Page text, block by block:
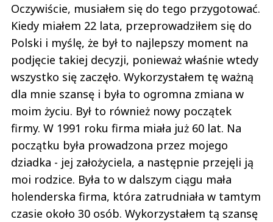
Oczywiście, musiałem się do tego przygotować.
Kiedy miałem 22 lata, przeprowadziłem się do
Polski i myślę, że był to najlepszy moment na
podjęcie takiej decyzji, ponieważ właśnie wtedy
wszystko się zaczęło. Wykorzystałem tę ważną
dla mnie szansę i była to ogromna zmiana w
moim życiu. Był to również nowy początek
firmy. W 1991 roku firma miała już 60 lat. Na
początku była prowadzona przez mojego
dziadka - jej założyciela, a następnie przejęli ją
moi rodzice. Była to w dalszym ciągu mała
holenderska firma, która zatrudniała w tamtym
czasie około 30 osób. Wykorzystałem tą szansę